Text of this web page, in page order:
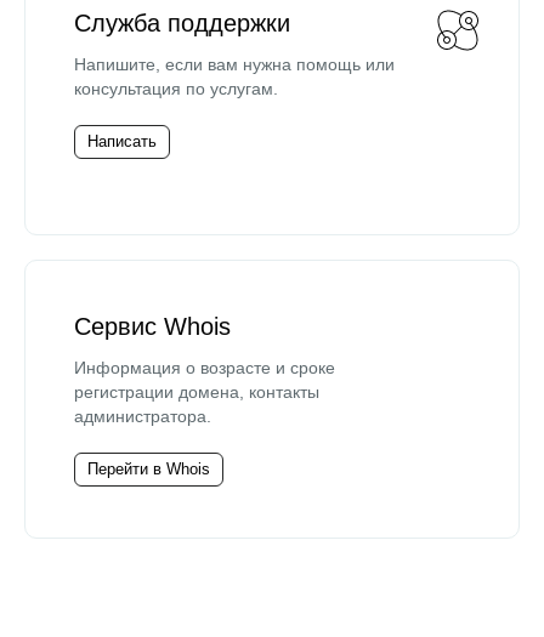
Служба поддержки
Напишите, если вам нужна помощь или
консультация по услугам.
Написать
Сервис Whois
Информация о возрасте и сроке
регистрации домена, контакты
администратора.
Перейти в Whois